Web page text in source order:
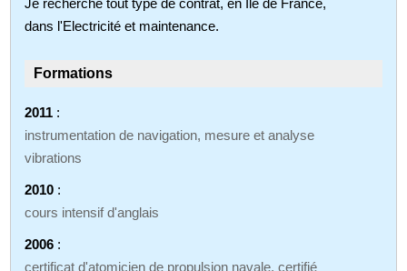
dans l'Electricité et maintenance.
Formations
2011 :
instrumentation de navigation, mesure et analyse
vibrations
2010 :
cours intensif d'anglais
2006 :
certificat d'atomicien de propulsion navale, certifié